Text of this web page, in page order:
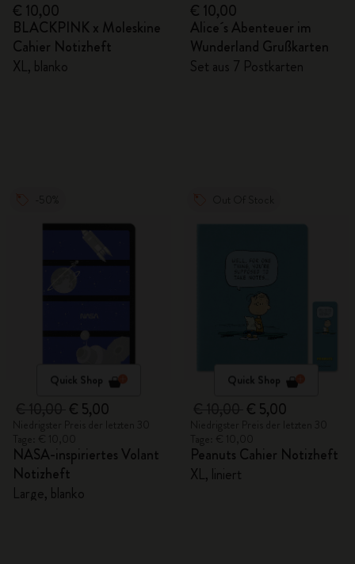
€ 10,00
BLACKPINK x Moleskine
Cahier Notizheft
XL, blanko
€ 10,00
Alice´s Abenteuer im
Wunderland Grußkarten
Set aus 7 Postkarten
Quick Shop
€ 5,00
NASA-inspiriertes Volant
Notizheft
Large, blanko
Quick Shop
€ 5,00
Peanuts Cahier Notizheft
XL, liniert